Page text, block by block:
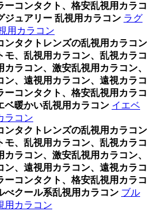
ーコンタクト、格安乱視用カラコ
ジュアリー 乱視用カラコン ラグ
用カラコン
ンタクトレンズの乱視用カラコン
モ、乱視用カラコン、乱視カラコ
カラコン、激安乱視用カラコン、
ン、遠視用カラコン、遠視カラコ
ーコンタクト、格安乱視用カラコ
ベ暖かい乱視用カラコン イエベ
ラコン
ンタクトレンズの乱視用カラコン
モ、乱視用カラコン、乱視カラコ
カラコン、激安乱視用カラコン、
ン、遠視用カラコン、遠視カラコ
ーコンタクト、格安乱視用カラコ
べクール系乱視用カラコン ブル
用カラコン